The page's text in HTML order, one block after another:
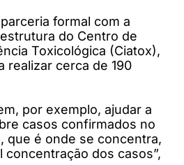
formal com a
do Centro de
Toxicológica (Ciatox),
realizar cerca de 190
por exemplo, ajudar a
casos confirmados no
que é onde se concentra,
dos casos”,